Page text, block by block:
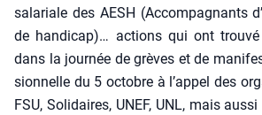
sala­riale des AESH (Accom­pa­gnants
de han­di­cap)… actions qui ont
dans la jour­née de grèves et de
sion­nelle du 5 octobre à l’appel des
FSU, Soli­daires, UNEF, UNL, mais